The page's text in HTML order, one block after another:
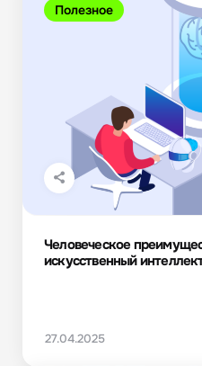
Полезное
Человеческое
искусственный
27.04.2025